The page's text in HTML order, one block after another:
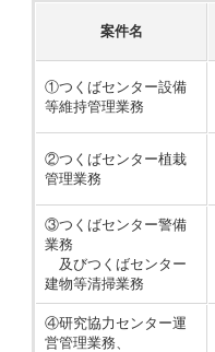
案件名
①つくばセンター設備
等維持管理業務
②つくばセンター植栽
管理業務
③つくばセンター警備
業務
及びつくばセンター
建物等清掃業務
④研究協力センター運
営管理業務、